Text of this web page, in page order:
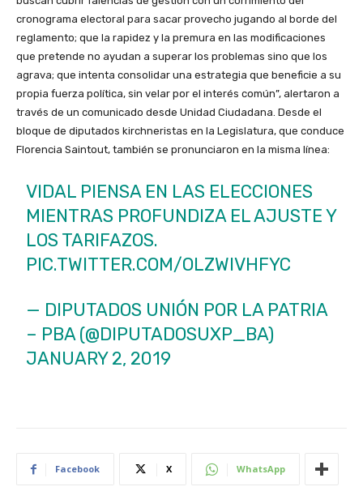
cronograma electoral para sacar provecho jugando al borde del
reglamento; que la rapidez y la premura en las modificaciones
que pretende no ayudan a superar los problemas sino que los
agrava; que intenta consolidar una estrategia que beneficie a su
propia fuerza política, sin velar por el interés común”, alertaron a
través de un comunicado desde Unidad Ciudadana. Desde el
bloque de diputados kirchneristas en la Legislatura, que conduce
Florencia Saintout, también se pronunciaron en la misma línea:
VIDAL PIENSA EN LAS ELECCIONES
MIENTRAS PROFUNDIZA EL AJUSTE Y
LOS TARIFAZOS.
PIC.TWITTER.COM/OLZWIVHFYC
— DIPUTADOS UNIÓN POR LA PATRIA
– PBA (@DIPUTADOSUXP_BA)
JANUARY 2, 2019
Facebook X WhatsApp